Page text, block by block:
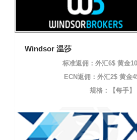
Windsor 温莎
标准返佣：外汇6$ 黄金
ECN返佣：外汇2$ 黄金
规格：【每手】